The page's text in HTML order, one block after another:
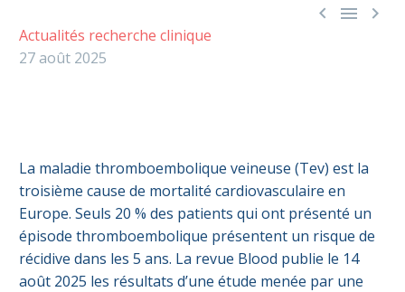
  
Actualités recherche clinique
27 août 2025
La maladie thromboembolique veineuse (Tev) est la
troisième cause de mortalité cardiovasculaire en
Europe. Seuls 20 % des patients qui ont présenté un
épisode thromboembolique présentent un risque de
récidive dans les 5 ans. La revue Blood publie le 14
août 2025 les résultats d’une étude menée par une